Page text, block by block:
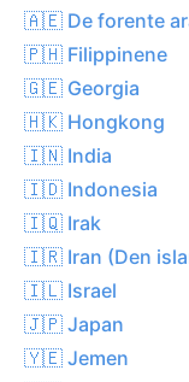
🇦🇪 De forente
🇵🇭 Filippinene
🇬🇪 Georgia
🇭🇰 Hongkong
🇮🇳 India
🇮🇩 Indonesia
🇮🇶 Irak
🇮🇷 Iran (Den
🇮🇱 Israel
🇯🇵 Japan
🇾🇪 Jemen